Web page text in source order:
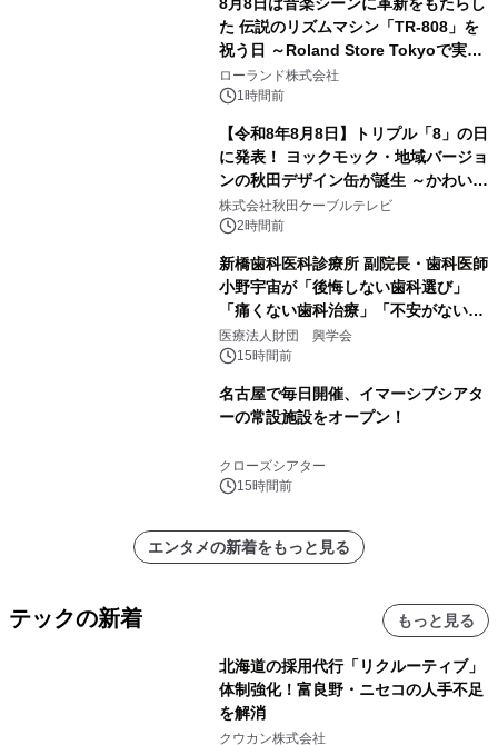
8月8日は音楽シーンに革新をもたらし
た 伝説のリズムマシン「TR-808」を
祝う日 ～Roland Store Tokyoで実機
を展示しての 記念キャンペーンを開
催 英国ラジオ「NTS」の 特別プログ
ラムや、「TR-808」を愛する伝説的
アーティストを フィーチャーしたアニ
メーションを公開～
ローランド株式会社
1時間前
【令和8年8月8日】トリプル「8」の日
に発表！ ヨックモック・地域バージョ
ンの秋田デザイン缶が誕生 ～かわいい
秋田犬の子犬と秋田の四季と名所を巡
るパッケージ～ 9月1日(火)秋田県内で
販売開始
株式会社秋田ケーブルテレビ
2時間前
新橋歯科医科診療所 副院長・歯科医師
小野宇宙が「後悔しない歯科選び」
「痛くない歯科治療」「不安がない治
療計画」をテーマに専門監修
医療法人財団 興学会
15時間前
名古屋で毎日開催、イマーシブシアタ
ーの常設施設をオープン！
クローズシアター
15時間前
エンタメの新着をもっと見る
テックの新着 もっと見る
北海道の採用代行「リクルーティブ」
体制強化！富良野・ニセコの人手不足
を解消
クウカン株式会社